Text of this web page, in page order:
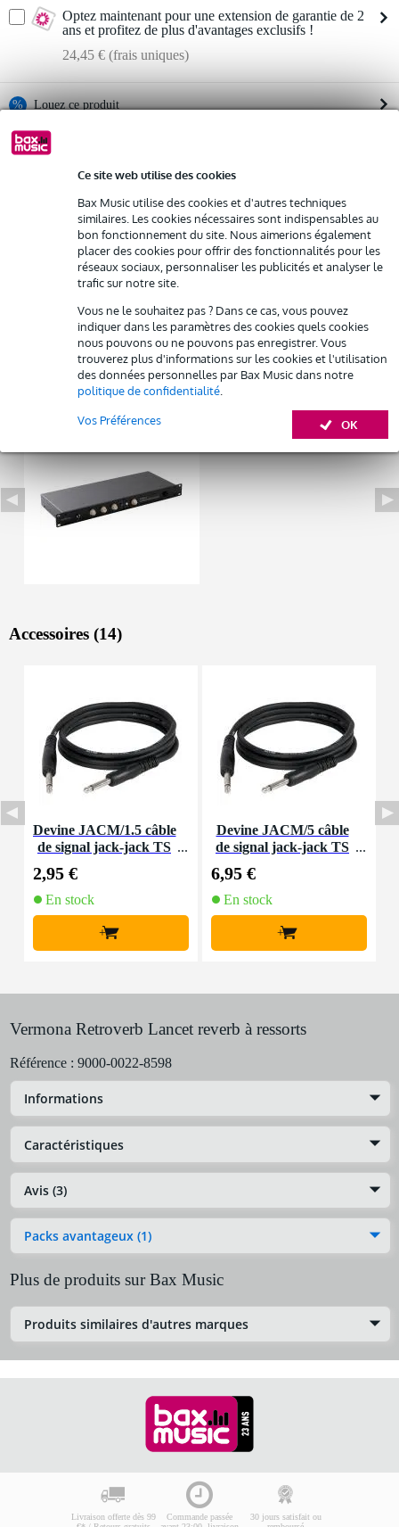
Ce site web utilise des cookies
Bax Music utilise des cookies et d'autres techniques
similaires. Les cookies nécessaires sont indispensables au
bon fonctionnement du site. Nous aimerions également
placer des cookies pour offrir des fonctionnalités pour les
réseaux sociaux, personnaliser les publicités et analyser le
trafic sur notre site.
Vous ne le souhaitez pas ? Dans ce cas, vous pouvez
indiquer dans les paramètres des cookies quels cookies
nous pouvons ou ne pouvons pas enregistrer. Vous
trouverez plus d'informations sur les cookies et l'utilisation
des données personnelles par Bax Music dans notre
politique de confidentialité
OK
Vos Préférences
Optez maintenant pour une extension de garantie de 2
ans et profitez de plus d'avantages exclusifs !
24,45 € (frais uniques)
% Louez ce produit
Louez ce produit à partir de 35 € par mois
Location de plusieurs produits à la fois : min. 300 € et max.
Livraison à domicilegratuite
Résiliation possible du contrat après 4 mois
Possibilité d'acheter votre/vos produit(s) à un tarif réduit
Remplacement rapide par Bax Music en cas de défectuosité
Louez ce produit
Informations
entrée audio :
sensibilité max. : -32 dBu
impédance : 1 MΩ
niveau max. : 20 dBu
impédance : 600 Ω
Afficher toutes les caractéristiques du produit
Autres variantes (1)
Accessoires (14)
Devine JACM/1.5 câble
de signal jack-jack TS
2,95 €
En stock
+
Devine JACM/5 câble
de signal jack-jack TS
6,95 €
En stock
+
Vermona Retroverb Lancet reverb à ressorts
Référence : 9000-0022-8598
Informations
Caractéristiques
Avis (3)
Packs avantageux (1)
Plus de produits sur Bax Music
Produits similaires d'autres marques
Livraison offerte dès 99
Commande passée
30 jours satisfait ou